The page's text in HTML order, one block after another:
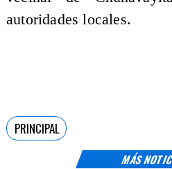
MÁS
autoridades locales.
PRINCIPAL